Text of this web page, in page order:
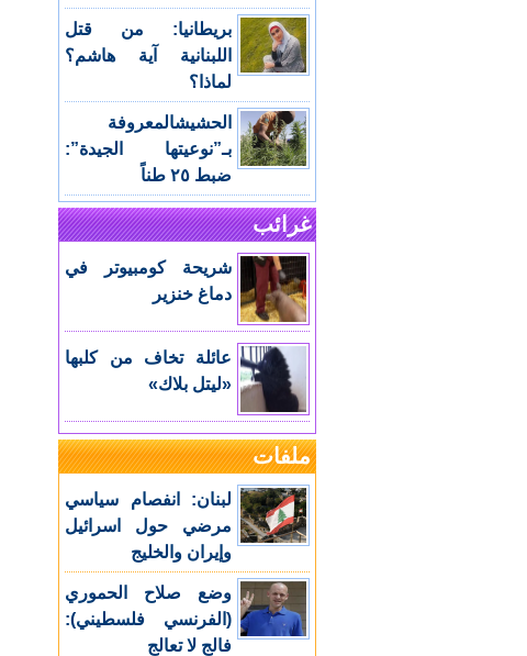
بريطانيا: من قتل
اللبنانية آية هاشم؟
لماذا؟
الحشيشالمعروفة
بـ”نوعيتها الجيدة”:
ضبط ٢٥ طناً
غرائب
شريحة كومبيوتر في
دماغ خنزير
عائلة تخاف من كلبها
«ليتل بلاك»
ملفات
لبنان: انفصام سياسي
مرضي حول اسرائيل
وإيران والخليج
وضع صلاح الحموري
(الفرنسي فلسطيني):
فالج لا تعالج